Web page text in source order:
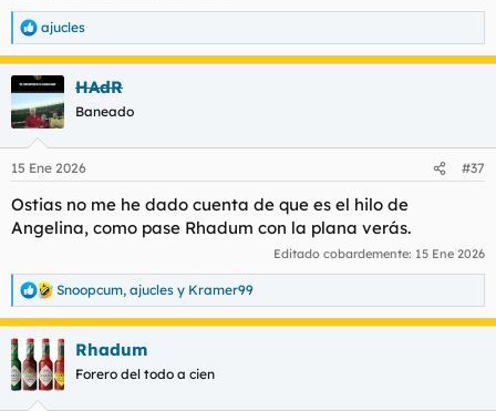
R
e
a
c
c
i
e
:
ajucles
HAdR
Baneado
15 Ene 2026 #37
Ostias no me he dado cuenta de que es el hilo de
Angelina, como pase Rhadum con la plana verás.
Editado cobardemente: 15 Ene 2026
R
e
a
c
i
Snoopcum, ajucles y Kramer99
Rhadum
Forero del todo a cien